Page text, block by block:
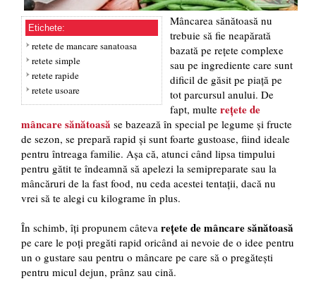
Etichete:
retete de mancare sanatoasa
retete simple
retete rapide
retete usoare
Mâncarea sănătoasă nu
trebuie să fie neapărată
bazată pe rețete complexe
sau pe ingrediente care sunt
dificil de găsit pe piață pe
tot parcursul anului. De
fapt, multe rețete de
mâncare sănătoasă se bazează în special pe legume și fructe
de sezon, se prepară rapid și sunt foarte gustoase, fiind ideale
pentru întreaga familie. Așa că, atunci când lipsa timpului
pentru gătit te îndeamnă să apelezi la semipreparate sau la
mâncăruri de la fast food, nu ceda acestei tentații, dacă nu
vrei să te alegi cu kilograme în plus.
În schimb, îți propunem câteva rețete de mâncare sănătoasă
pe care le poți pregăti rapid oricând ai nevoie de o idee pentru
un o gustare sau pentru o mâncare pe care să o pregătești
pentru micul dejun, prânz sau cină.